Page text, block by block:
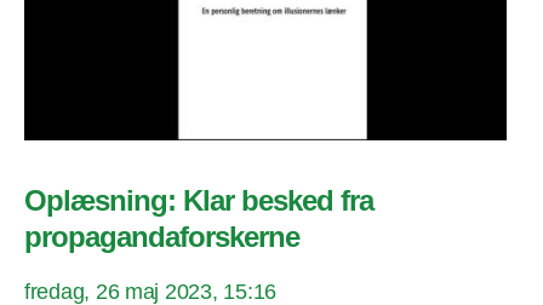
Oplæsning: Klar besked fra
propagandaforskerne
fredag, 26 maj 2023, 15:16